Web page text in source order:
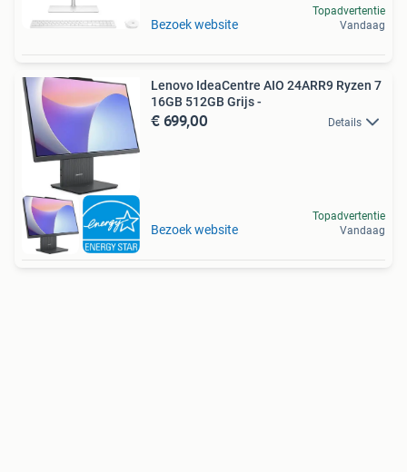
Bezoek website
Topadvertentie
Vandaag
Lenovo IdeaCentre AIO 24ARR9 Ryzen 7
16GB 512GB Grijs -
€ 699,00 Details
Bezoek website
Topadvertentie
Vandaag